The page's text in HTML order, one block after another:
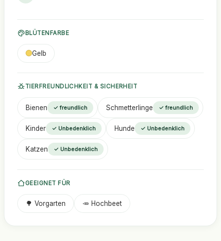
BLÜTENFARBE
Gelb
TIERFREUNDLICHKEIT & SICHERHEIT
Bienen ✓ freundlich Schmetterlinge ✓ freundlich
Kinder ✓ Unbedenklich Hunde ✓ Unbedenklich
Katzen ✓ Unbedenklich
GEEIGNET FÜR
🌳 Vorgarten 🥕 Hochbeet